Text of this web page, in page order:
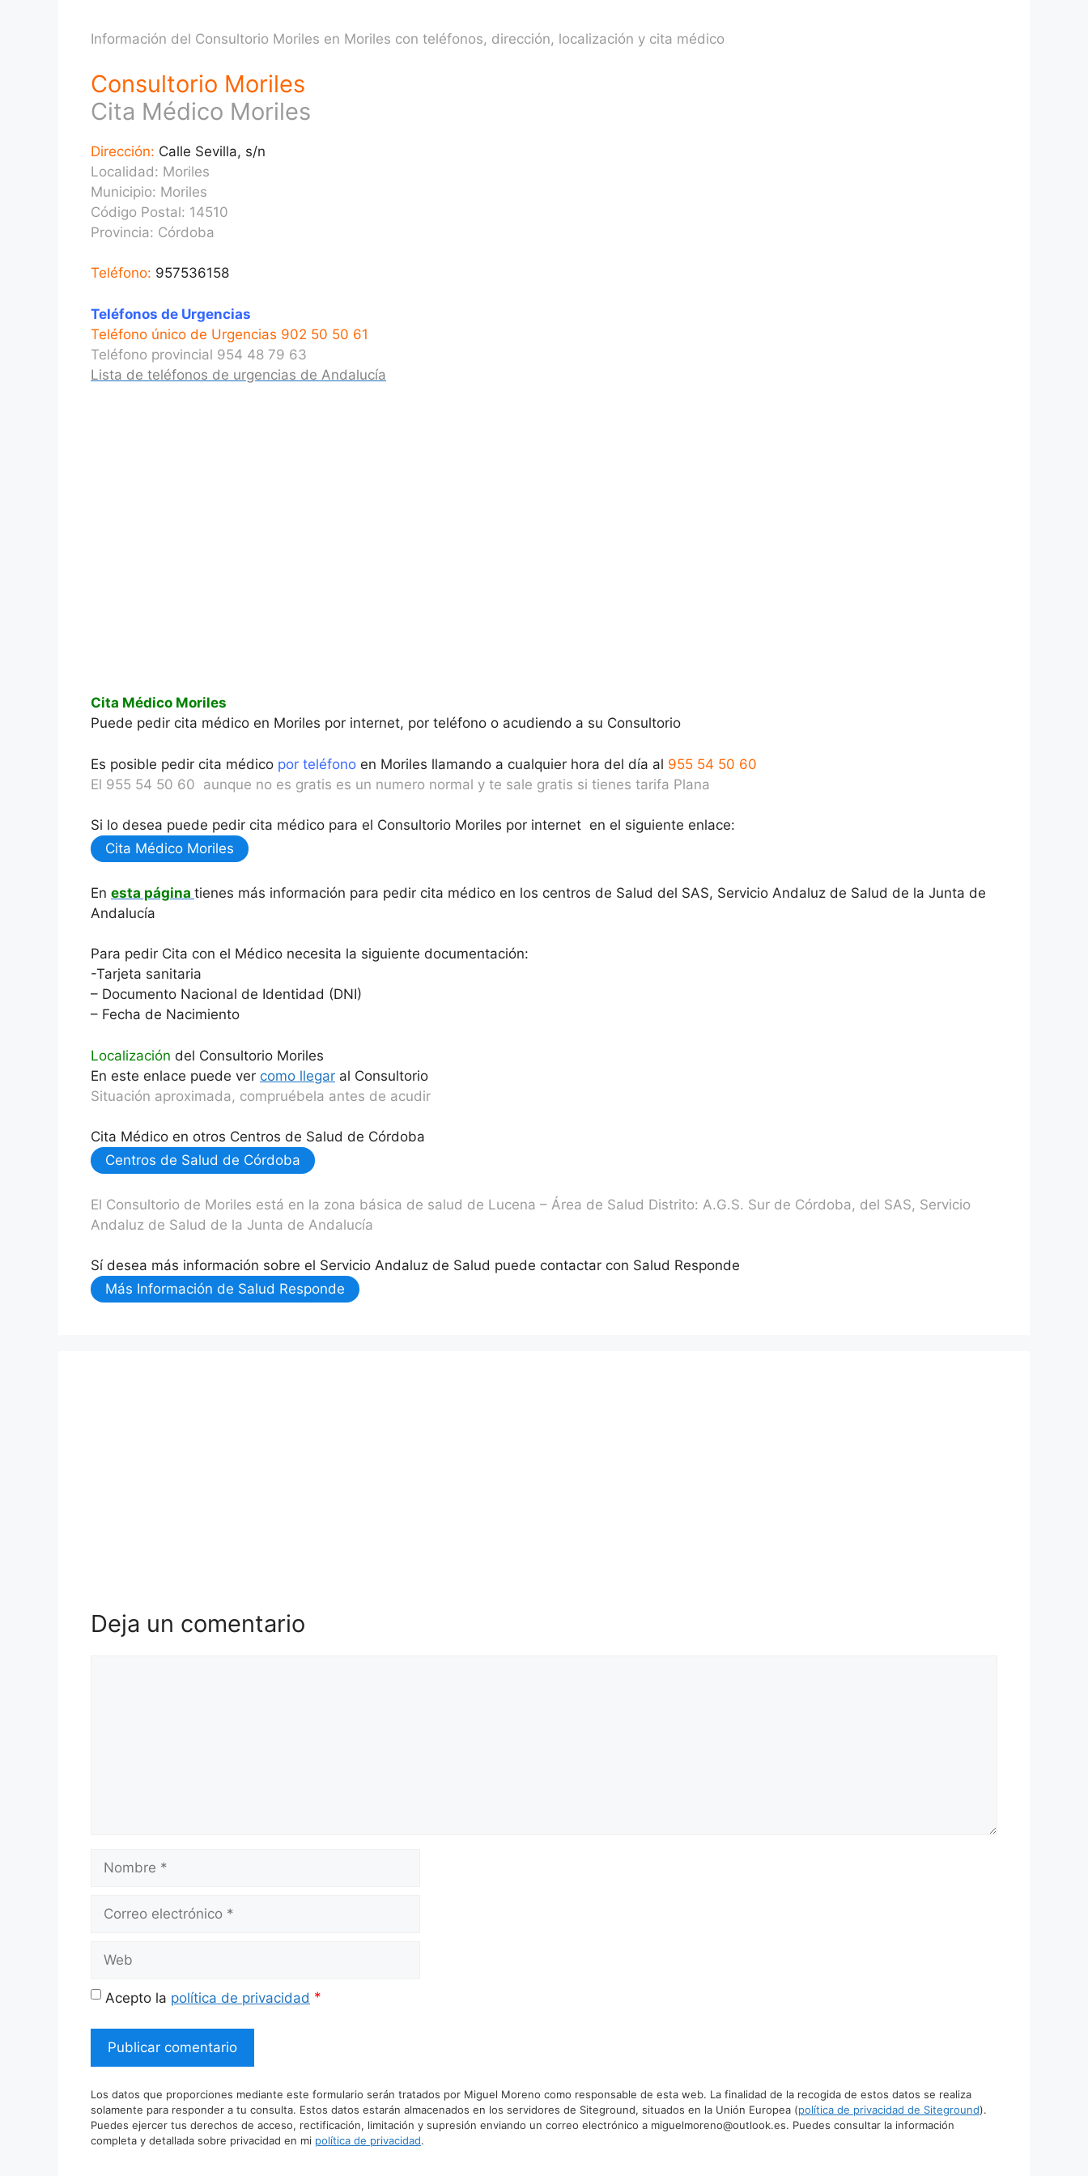
Información del Consultorio Moriles en Moriles con teléfonos, dirección, localización y cita médico
Consultorio Moriles
Cita Médico Moriles
Dirección: Calle Sevilla, s/n
Localidad: Moriles
Municipio: Moriles
Código Postal: 14510
Provincia: Córdoba
Teléfono: 957536158
Teléfonos de Urgencias
Teléfono único de Urgencias 902 50 50 61
Teléfono provincial 954 48 79 63
Lista de teléfonos de urgencias de Andalucía
Cita Médico Moriles
Puede pedir cita médico en Moriles por internet, por teléfono o acudiendo a su Consultorio
Es posible pedir cita médico por teléfono en Moriles llamando a cualquier hora del día al 955 54 50 60
El 955 54 50 60 aunque no es gratis es un numero normal y te sale gratis si tienes tarifa Plana
Si lo desea puede pedir cita médico para el Consultorio Moriles por internet en el siguiente enlace:
Cita Médico Moriles
En esta página tienes más información para pedir cita médico en los centros de Salud del SAS, Servicio Andaluz de Salud de la Junta de
Andalucía
Para pedir Cita con el Médico necesita la siguiente documentación:
-Tarjeta sanitaria
– Documento Nacional de Identidad (DNI)
– Fecha de Nacimiento
Localización del Consultorio Moriles
En este enlace puede ver como llegar al Consultorio
Situación aproximada, compruébela antes de acudir
Cita Médico en otros Centros de Salud de Córdoba
Centros de Salud de Córdoba
El Consultorio de Moriles está en la zona básica de salud de Lucena – Área de Salud Distrito: A.G.S. Sur de Córdoba, del SAS, Servicio
Andaluz de Salud de la Junta de Andalucía
Sí desea más información sobre el Servicio Andaluz de Salud puede contactar con Salud Responde
Más Información de Salud Responde
Deja un comentario
Nombre
Correo
Web
Acepto la política de privacidad *
Los datos que proporciones mediante este formulario serán tratados por Miguel Moreno como responsable de esta web. La finalidad de la recogida de estos datos se realiza
solamente para responder a tu consulta. Estos datos estarán almacenados en los servidores de Siteground, situados en la Unión Europea (política de privacidad de Siteground).
Puedes ejercer tus derechos de acceso, rectificación, limitación y supresión enviando un correo electrónico a miguelmoreno@outlook.es. Puedes consultar la información
completa y detallada sobre privacidad en mi política de privacidad.